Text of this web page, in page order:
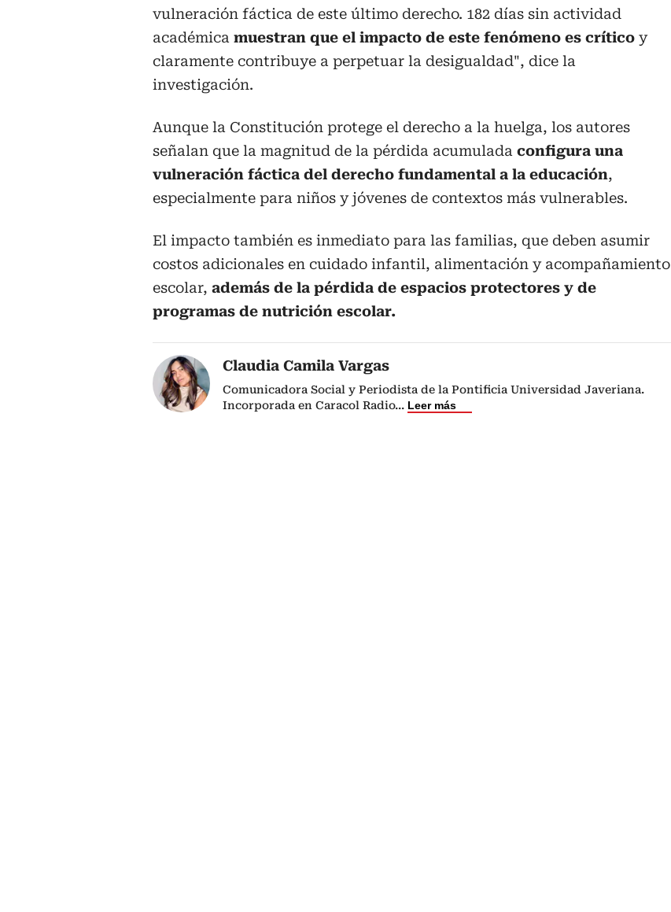
vulneración fáctica de este último derecho. 182 días sin actividad
académica muestran que el impacto de este fenómeno es crítico y
claramente contribuye a perpetuar la desigualdad", dice la
investigación.
Aunque la Constitución protege el derecho a la huelga, los autores
señalan que la magnitud de la pérdida acumulada configura una
vulneración fáctica del derecho fundamental a la educación,
especialmente para niños y jóvenes de contextos más vulnerables.
El impacto también es inmediato para las familias, que deben asumir
costos adicionales en cuidado infantil, alimentación y acompañamiento
escolar, además de la pérdida de espacios protectores y de
programas de nutrición escolar.
Claudia Camila Vargas
Comunicadora Social y Periodista de la Pontificia Universidad Javeriana.
Incorporada en Caracol Radio... Leer más